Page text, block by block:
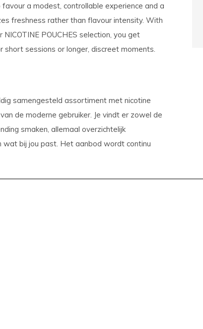
a modest, controllable experience and a
freshness rather than flavour intensity. With
NICOTINE POUCHES selection, you get
sessions or longer, discreet moments.
samengesteld assortiment met nicotine
de moderne gebruiker. Je vindt er zowel de
smaken, allemaal overzichtelijk
bij jou past. Het aanbod wordt continu
leveringen
overzichtelijke webshop
klaarstaat
duidelijke communicatie en hoge
je aan toe bent. Dankzij consistente
aanbod wordt snus en nicotine pouches